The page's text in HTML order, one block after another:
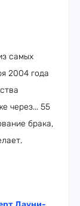
самых
2004 года
через... 55
брака,